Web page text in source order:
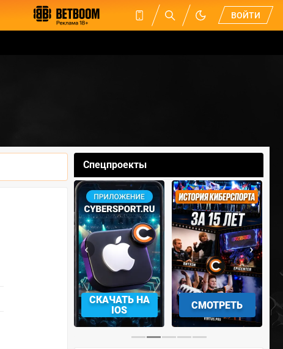
ВОЙТИ
Спецпроекты
СМОТРЕТЬ УЧАСТВОВАТЬ
‹ ›